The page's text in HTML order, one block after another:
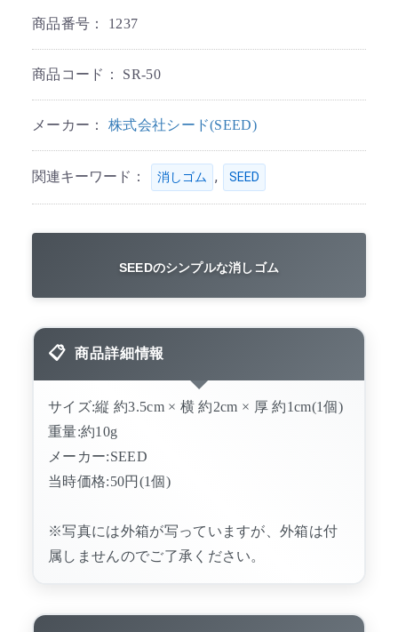
商品番号： 1237
商品コード： SR-50
メーカー： 株式会社シード(SEED)
関連キーワード： 消しゴム , SEED
SEEDのシンプルな消しゴム
商品詳細情報
サイズ:縦 約3.5cm × 横 約2cm × 厚 約1cm(1個)
重量:約10g
メーカー:SEED
当時価格:50円(1個)
※写真には外箱が写っていますが、外箱は付
属しませんのでご了承ください。